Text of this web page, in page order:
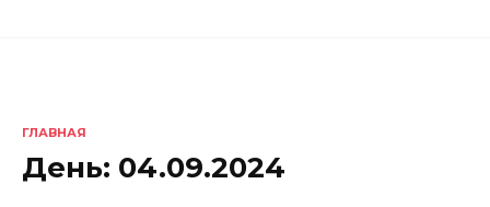
ГЛАВНАЯ
День: 04.09.2024